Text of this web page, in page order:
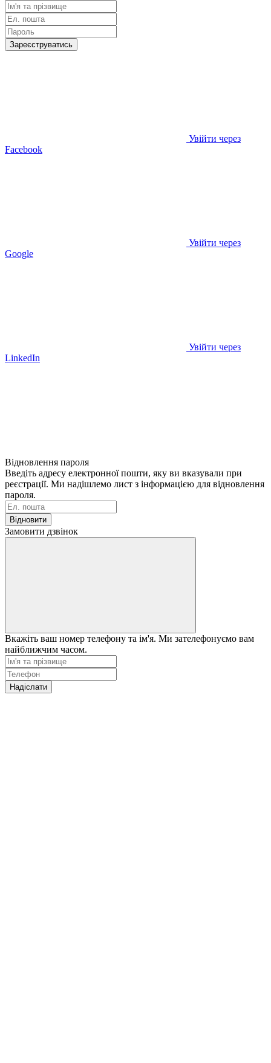
Зареєструватись
Увійти через
Facebook
Увійти через
Google
Увійти через
LinkedIn
Відновлення пароля
Введіть адресу електронної пошти, яку ви вказували при
реєстрації. Ми надішлемо лист з інформацією для відновлення
пароля.
Відновити
Замовити дзвінок
Вкажіть ваш номер телефону та ім'я. Ми зателефонуємо вам
найближчим часом.
Надіслати